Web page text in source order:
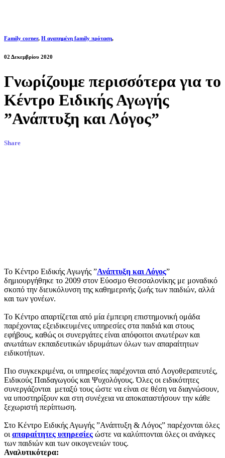
Family corner, Η αγαπημένη family πρόταση,
02 Δεκεμβρίου 2020
Γνωρίζουμε περισσότερα για το
Κέντρο Ειδικής Αγωγής
”Ανάπτυξη και Λόγος”
Share
Το Κέντρο Ειδικής Αγωγής ”Ανάπτυξη και Λόγος”
δημιουργήθηκε το 2009 στον Εύοσμο Θεσσαλονίκης με μοναδικό
σκοπό την διευκόλυνση της καθημερινής ζωής των παιδιών, αλλά
και των γονέων.
Το Κέντρο απαρτίζεται από μία έμπειρη επιστημονική ομάδα
παρέχοντας εξειδικευμένες υπηρεσίες στα παιδιά και στους
εφήβους, καθώς οι συνεργάτες είναι απόφοιτοι ανωτέρων και
ανωτάτων εκπαιδευτικών ιδρυμάτων όλων των απαραίτητων
ειδικοτήτων.
Πιο συγκεκριμένα, οι υπηρεσίες παρέχονται από Λογοθεραπευτές,
Ειδικούς Παιδαγωγούς και Ψυχολόγους. Όλες οι ειδικότητες
συνεργάζονται μεταξύ τους ώστε να είναι σε θέση να διαγνώσουν,
να υποστηρίξουν και στη συνέχεια να αποκαταστήσουν την κάθε
ξεχωριστή περίπτωση.
Στο Κέντρο Ειδικής Αγωγής ”Ανάπτυξη & Λόγος” παρέχονται όλες
οι απαραίτητες υπηρεσίες ώστε να καλύπτονται όλες οι ανάγκες
των παιδιών και των οικογενειών τους.
Αναλυτικότερα: